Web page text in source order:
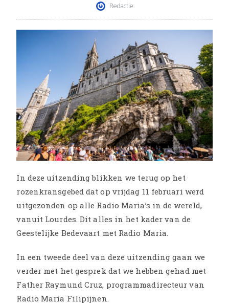
Redactie
In deze uitzending blikken we terug op het
rozenkransgebed dat op vrijdag 11 februari werd
uitgezonden op alle Radio Maria’s in de wereld,
vanuit Lourdes. Dit alles in het kader van de
Geestelijke Bedevaart met Radio Maria.
In een tweede deel van deze uitzending gaan we
verder met het gesprek dat we hebben gehad met
Father Raymund Cruz, programmadirecteur van
Radio Maria Filipijnen.